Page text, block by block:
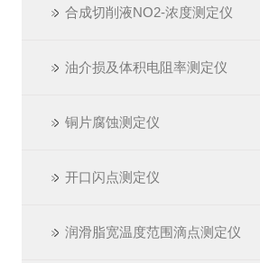
合成切削液NO2-浓度测定仪
油介损及体积电阻率测定仪
铜片腐蚀测定仪
开口闪点测定仪
润滑脂宽温度范围滴点测定仪